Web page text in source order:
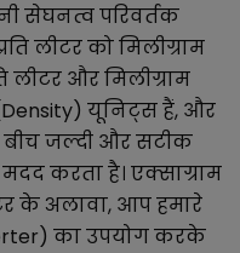
सेघनत्व परिवर्तक
लीटरकोमिलीग्राम
लीटर औरमिलीग्राम
यूनिट्स हैं, और
जल्दी और सटीक
करता है। एक्साग्राम
के अलावा, आप हमारे
का उपयोग करके